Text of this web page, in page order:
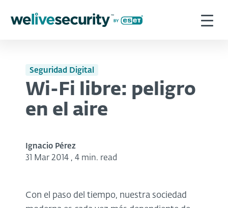
Seguridad Digital
Wi-Fi libre: peligro
en el aire
Ignacio Pérez
31 Mar 2014 , 4 min. read
Con el paso del tiempo, nuestra sociedad